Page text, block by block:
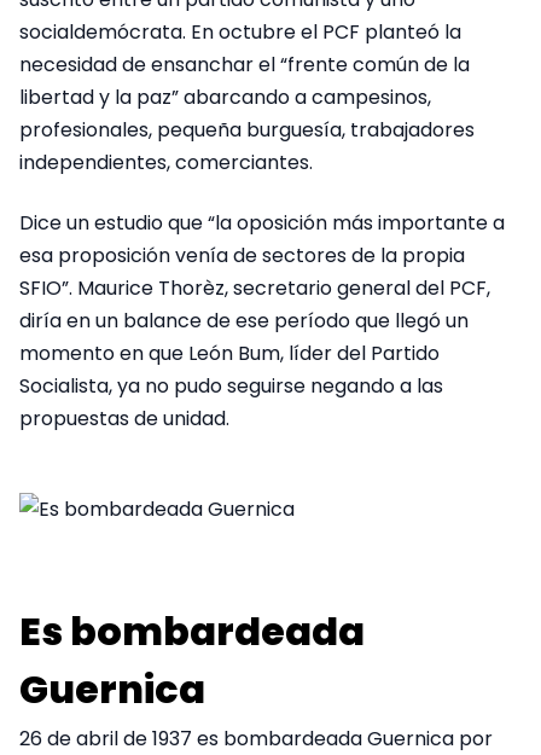
socialdemócrata. En octubre el PCF planteó la
necesidad de ensanchar el “frente común de la
libertad y la paz” abarcando a campesinos,
profesionales, pequeña burguesía, trabajadores
independientes, comerciantes.
Dice un estudio que “la oposición más importante a
esa proposición venía de sectores de la propia
SFIO”. Maurice Thorèz, secretario general del PCF,
diría en un balance de ese período que llegó un
momento en que León Bum, líder del Partido
Socialista, ya no pudo seguirse negando a las
propuestas de unidad.
Es bombardeada
Guernica
26 de abril de 1937 es bombardeada Guernica por